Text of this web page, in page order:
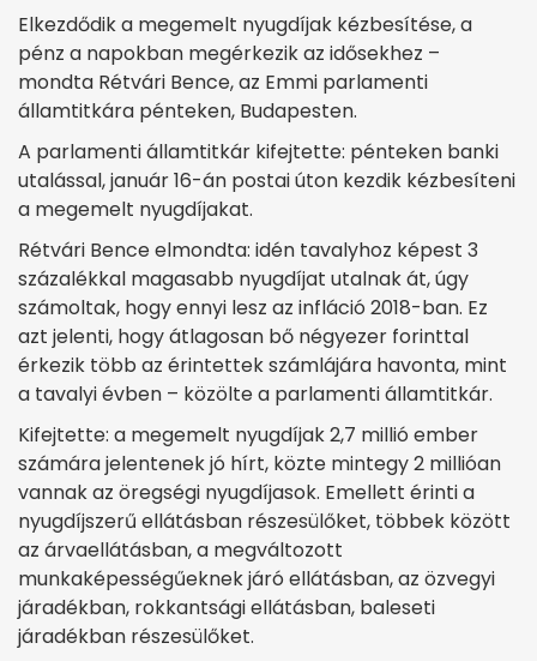
Elkezdődik a megemelt nyugdíjak kézbesítése, a
pénz a napokban megérkezik az idősekhez –
mondta Rétvári Bence, az Emmi parlamenti
államtitkára pénteken, Budapesten.
A parlamenti államtitkár kifejtette: pénteken banki
utalással, január 16-án postai úton kezdik kézbesíteni
a megemelt nyugdíjakat.
Rétvári Bence elmondta: idén tavalyhoz képest 3
százalékkal magasabb nyugdíjat utalnak át, úgy
számoltak, hogy ennyi lesz az infláció 2018-ban. Ez
azt jelenti, hogy átlagosan bő négyezer forinttal
érkezik több az érintettek számlájára havonta, mint
a tavalyi évben – közölte a parlamenti államtitkár.
Kifejtette: a megemelt nyugdíjak 2,7 millió ember
számára jelentenek jó hírt, közte mintegy 2 millióan
vannak az öregségi nyugdíjasok. Emellett érinti a
nyugdíjszerű ellátásban részesülőket, többek között
az árvaellátásban, a megváltozott
munkaképességűeknek járó ellátásban, az özvegyi
járadékban, rokkantsági ellátásban, baleseti
járadékban részesülőket.